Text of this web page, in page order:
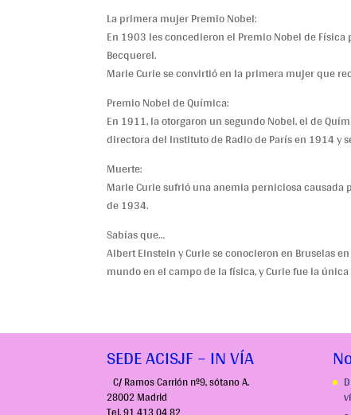
La primera mujer Premio Nobel:
En 1903 les concedieron el Premio Nobel de
Becquerel.
Marie Curie se convirtió en la primera mujer que
Premio Nobel de Química:
En 1911, la otorgaron un segundo Nobel, el de
directora del Instituto de Radio de París en 1914 y
Muerte:
Marie Curie sufrió una anemia perniciosa
de 1934.
Sabías que…
Albert Einstein y Curie se conocieron en Bruselas
mundo en el campo de la física, y Curie fue la
SEDE ACISJF – IN VÍA
C/ Ramos Carrión nº9, sótano A.
28002 Madrid